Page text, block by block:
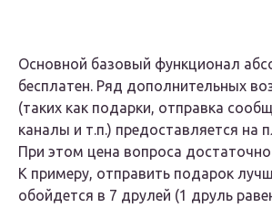
Основной базовый функционал
бесплатен. Ряд дополнительных
(таких как подарки, отправка
каналы и т.п.) предоставляется на
При этом цена вопроса
К примеру, отправить подарок
обойдется в 7 друлей (1 друль